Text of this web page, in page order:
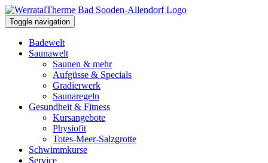
Toggle navigation
Badewelt
Saunawelt
Saunen & mehr
Aufgüsse & Specials
Gradierwerk
Saunaregeln
Gesundheit & Fitness
Kursangebote
Physiofit
Totes-Meer-Salzgrotte
Schwimmkurse
Service